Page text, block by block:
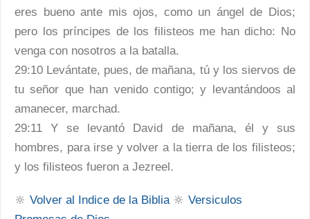
eres bueno ante mis ojos, como un ángel de Dios;
pero los príncipes de los filisteos me han dicho: No
venga con nosotros a la batalla.
29:10 Levántate, pues, de mañana, tú y los siervos de
tu señor que han venido contigo; y levantándoos al
amanecer, marchad.
29:11 Y se levantó David de mañana, él y sus
hombres, para irse y volver a la tierra de los filisteos;
y los filisteos fueron a Jezreel.
🔆 Volver al Indice de la Biblia🔆 Versiculos